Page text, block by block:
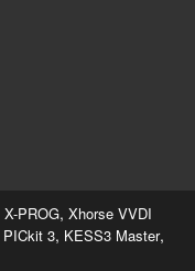
X-PROG, Xhorse VVDI
PICkit 3, KESS3 Master,